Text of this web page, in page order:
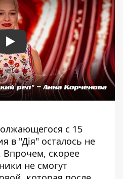
Play
с 15
в "Дія" осталось не
Впрочем, скорее
не смогут